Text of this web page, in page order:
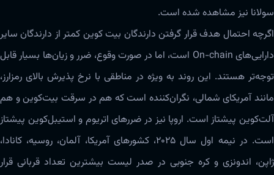
سولانا نیز مشاهده شده است.
اگرچه احتمال هدف قرار گرفتن دارندگان بیت کوین کمتر از دارندگان سایر
دارایی‌های On-chain است، اما در صورت وقوع، ضرر و زیان‌ها بسیار قابل
توجه‌تر هستند. این روند به ویژه در مناطقی با نرخ پذیرش بالای رمزارز،
مانند آمریکای شمالی، نگران‌کننده است که هم در سرقت بیت‌کوین و هم
آلت‌کوین پیشتاز است. اروپا نیز در ضررهای اتریوم و استیبل‌کوین پیشتاز
است. در نیمه اول سال ۲۰۲۵، کشورهای آمریکا، آلمان، روسیه، کانادا،
ژاپن، اندونزی و کره جنوبی در صدر لیست بیشترین تعداد قربانی قرار